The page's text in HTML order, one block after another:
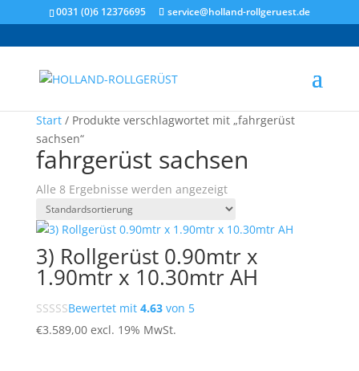
0031 (0)6 12376695 service@holland-rollgeruest.de
Start/ Produkte verschlagwortet mit „fahrgerüst
sachsen“
fahrgerüst sachsen
Alle 8 Ergebnisse werden angezeigt
3) Rollgerüst 0.90mtr x
1.90mtr x 10.30mtr AH
Bewertet mit 4.63von 5
€3.589,00 excl. 19% MwSt.
Angebot!